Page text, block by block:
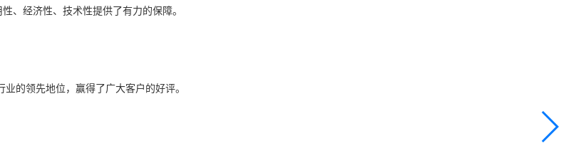
、经济性、技术性提供了有力的保障。
的领先地位，赢得了广大客户的好评。